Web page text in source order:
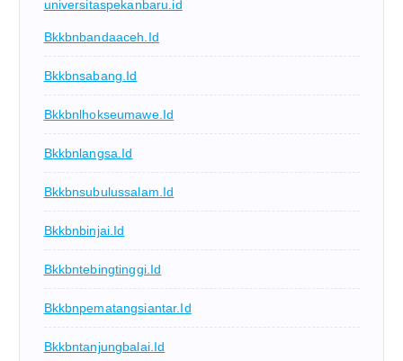
universitaspekanbaru.id
Bkkbnbandaaceh.id
Bkkbnsabang.id
Bkkbnlhokseumawe.id
Bkkbnlangsa.id
Bkkbnsubulussalam.id
Bkkbnbinjai.id
Bkkbntebingtinggi.id
Bkkbnpematangsiantar.id
Bkkbntanjungbalai.id